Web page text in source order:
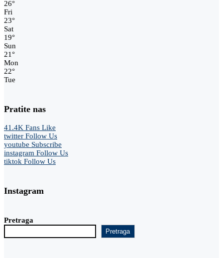
26°
Fri
23°
Sat
19°
Sun
21°
Mon
22°
Tue
Pratite nas
41.4K Fans Like
twitter Follow Us
youtube Subscribe
instagram Follow Us
tiktok Follow Us
Instagram
Pretraga
Pretraga